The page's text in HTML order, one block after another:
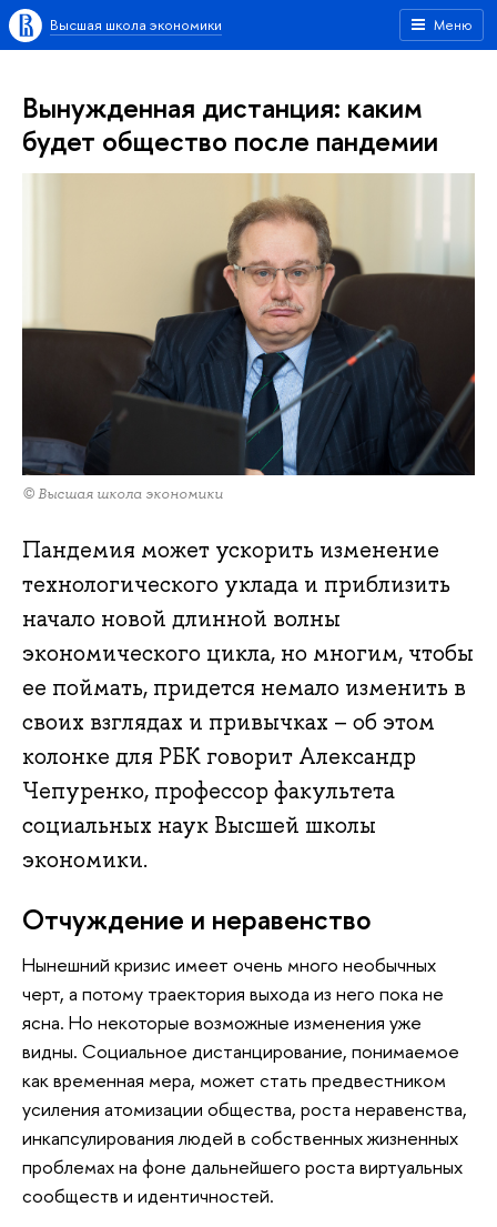
Меню
Высшая школа экономики
Вынужденная дистанция: каким
будет общество после пандемии
© Высшая школа экономики
Пандемия может ускорить изменение
технологического уклада и приблизить
начало новой длинной волны
экономического цикла, но многим, чтобы
ее поймать, придется немало изменить в
своих взглядах и привычках – об этом
колонке для РБК говорит Александр
Чепуренко, профессор факультета
социальных наук Высшей школы
экономики.
Отчуждение и неравенство
Нынешний кризис имеет очень много необычных
черт, а потому траектория выхода из него пока не
ясна. Но некоторые возможные изменения уже
видны. Социальное дистанцирование, понимаемое
как временная мера, может стать предвестником
усиления атомизации общества, роста неравенства,
инкапсулирования людей в собственных жизненных
проблемах на фоне дальнейшего роста виртуальных
сообществ и идентичностей.